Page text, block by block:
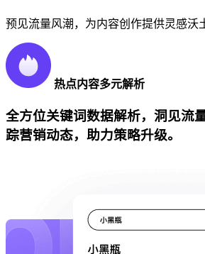
预见流量风潮，为内容创作提供灵感沃
热点内容多元解析
全方位关键词数据解析，洞见流
踪营销动态，助力策略升级。